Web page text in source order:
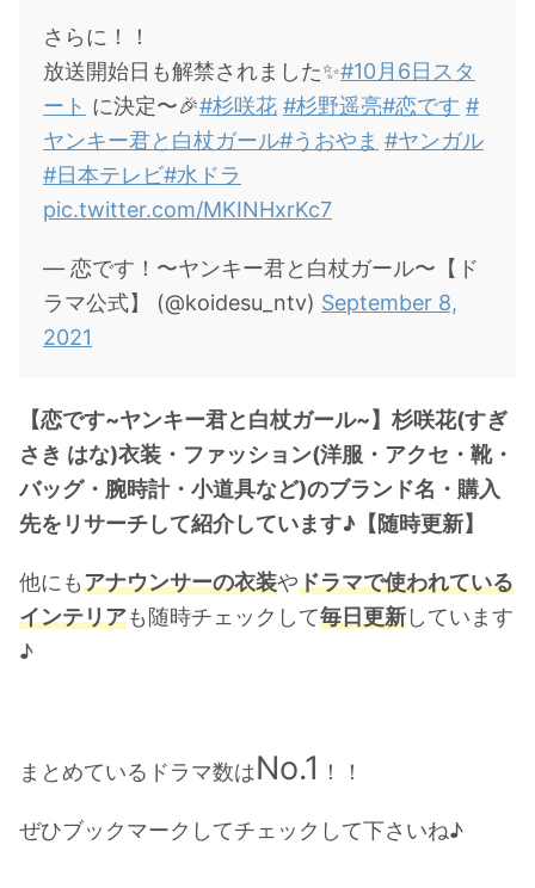
赤楚衛二
・木村拓哉（キムタク）
・佐藤健
・玉森裕太
岡田将生
・平野紫耀
松下洸平
・山田裕貴
・女子アナ衣装
・ バラエティ番組衣裳
さらに！！
放送開始日も解禁されました✨#10月6日スタ
ート に決定〜🎉#杉咲花 #杉野遥亮#恋です #
ヤンキー君と白杖ガール#うおやま #ヤンガル
#日本テレビ#水ドラ
pic.twitter.com/MKINHxrKc7
— 恋です！〜ヤンキー君と白杖ガール〜【ド
ラマ公式】 (@koidesu_ntv) September 8,
2021
【恋です~ヤンキー君と白杖ガール~】杉咲花(すぎ
さき はな)衣装・ファッション(洋服・アクセ・靴・
バッグ・腕時計・小道具など)のブランド名・購入
先をリサーチして紹介しています♪【随時更新】
他にもアナウンサーの衣装やドラマで使われている
インテリアも随時チェックして毎日更新しています
♪
まとめているドラマ数はNo.1 ！！
ぜひブックマーク してチェックして下さいね♪